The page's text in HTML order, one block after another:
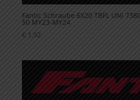
Fantic Schraube 6X20 TBFL UNI
50 MY23-MY24
€1,92